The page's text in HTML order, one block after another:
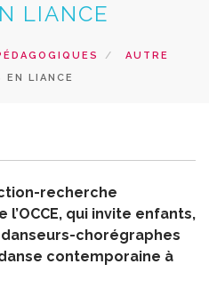
LIANCE
AUTRE
EN LIANCE
recherche
qui invite enfants,
chorégraphes
contemporaine à